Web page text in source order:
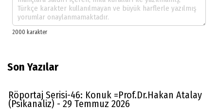
Son Yazılar
Röportaj Serisi-46: Konuk =Prof.Dr.Hakan Atalay
(Psikanaliz) - 29 Temmuz 2026